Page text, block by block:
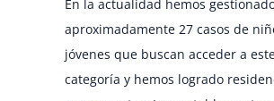
En la actualidad hemos
aproximadamente 27 casos de
jóvenes que buscan acceder a
categoría y hemos logrado